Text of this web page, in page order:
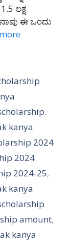
ಲಕ್ಷ
ಈ ಒಂದು
,
kanya
2024
2024
2024-25,
kanya
amount,
kanya